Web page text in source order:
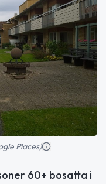
Places)
60+ bosatta i